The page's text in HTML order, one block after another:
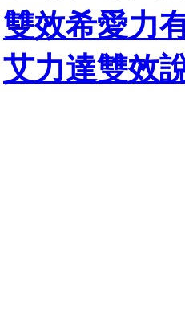
雙效希愛力
艾力達雙效